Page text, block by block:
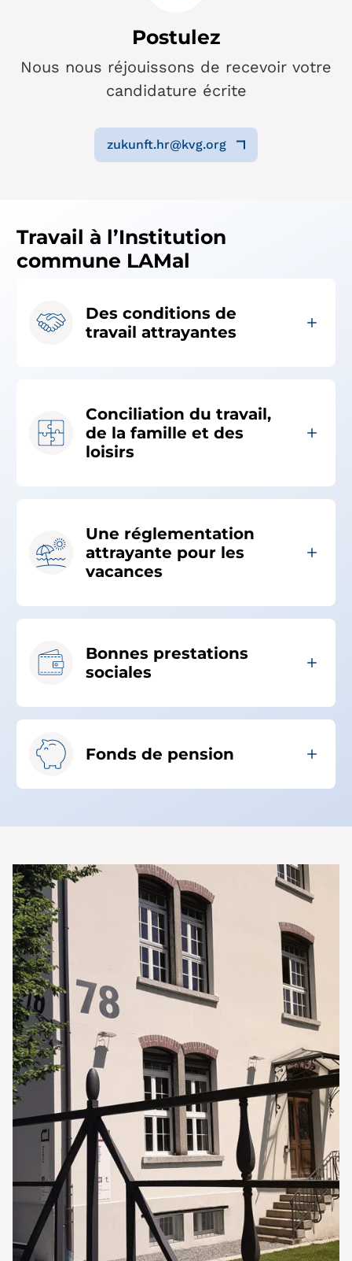
Postulez
Nous nous réjouissons de recevoir votre
candidature écrite
zukunft.hr@kvg.org
Travail à l’Institution
commune LAMal
Des conditions de
travail attrayantes
Conciliation du travail,
de la famille et des
loisirs
Une réglementation
attrayante pour les
vacances
Bonnes prestations
sociales
Fonds de pension